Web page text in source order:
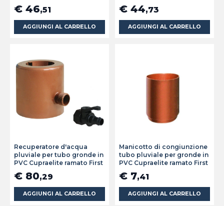
€ 46,51
AGGIUNGI AL CARRELLO
€ 44,73
AGGIUNGI AL CARRELLO
Recuperatore d'acqua
pluviale per tubo gronde in
PVC Cupraelite ramato First
€ 80,29
AGGIUNGI AL CARRELLO
Manicotto di congiunzione
tubo pluviale per gronde in
PVC Cupraelite ramato First
€ 7,41
AGGIUNGI AL CARRELLO